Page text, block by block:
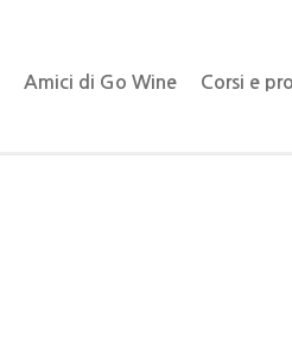
Amici di Go Wine Corsi e